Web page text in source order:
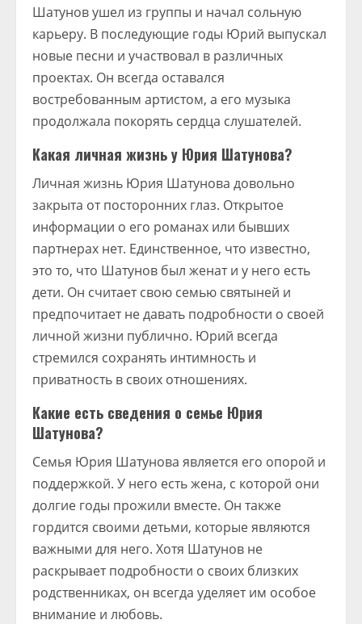
Шатунов ушел из группы и начал сольную
карьеру. В последующие годы Юрий выпускал
новые песни и участвовал в различных
проектах. Он всегда оставался
востребованным артистом, а его музыка
продолжала покорять сердца слушателей.
Какая личная жизнь у Юрия Шатунова?
Личная жизнь Юрия Шатунова довольно
закрыта от посторонних глаз. Открытое
информации о его романах или бывших
партнерах нет. Единственное, что известно,
это то, что Шатунов был женат и у него есть
дети. Он считает свою семью святыней и
предпочитает не давать подробности о своей
личной жизни публично. Юрий всегда
стремился сохранять интимность и
приватность в своих отношениях.
Какие есть сведения о семье Юрия
Шатунова?
Семья Юрия Шатунова является его опорой и
поддержкой. У него есть жена, с которой они
долгие годы прожили вместе. Он также
гордится своими детьми, которые являются
важными для него. Хотя Шатунов не
раскрывает подробности о своих близких
родственниках, он всегда уделяет им особое
внимание и любовь.